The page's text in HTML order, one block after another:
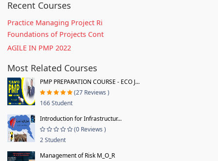
Recent Courses
Practice Managing Project Ri
Foundations of Projects Cont
AGILE IN PMP 2022
Most Related Courses
PMP PREPARATION COURSE - ECO J...
(27 Reviews )
166 Student
Introduction for Infrastructur...
(0 Reviews )
2 Student
Management of Risk M_O_R